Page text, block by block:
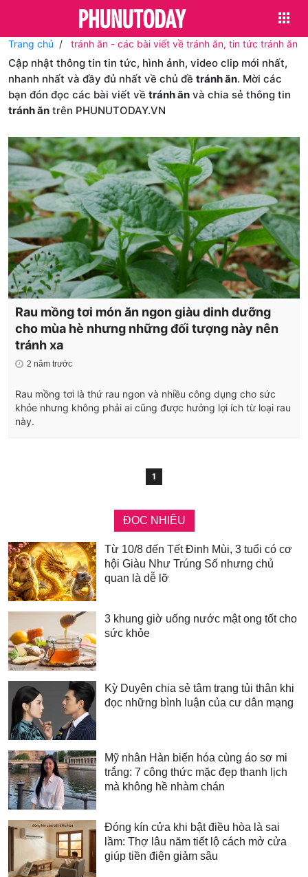
Trang chủ tránh ăn - các bài viết về tránh ăn, tin tức tránh ăn
Cập nhật thông tin tin tức, hình ảnh, video clip mới nhất,
nhanh nhất và đầy đủ nhất về chủ đề tránh ăn. Mời các
bạn đón đọc các bài viết về tránh ăn và chia sẻ thông tin
tránh ăn trên PHUNUTODAY.VN
Rau mồng tơi món ăn ngon giàu dinh dưỡng
cho mùa hè nhưng những đối tượng này nên
tránh xa
2 năm trước
Rau mồng tơi là thứ rau ngon và nhiều công dụng cho sức
khỏe nhưng không phải ai cũng được hưởng lợi ích từ loại rau
này.
1
ĐỌC NHIỀU
Từ 10/8 đến Tết Đinh Mùi, 3 tuổi có cơ
hội Giàu Như Trúng Số nhưng chủ
quan là dễ lỡ
3 khung giờ uống nước mật ong tốt cho
sức khỏe
Kỳ Duyên chia sẻ tâm trạng tủi thân khi
đọc những bình luận của cư dân mạng
Mỹ nhân Hàn biến hóa cùng áo sơ mi
trắng: 7 công thức mặc đẹp thanh lịch
mà không hề nhàm chán
Đóng kín cửa khi bật điều hòa là sai
lầm: Thợ lâu năm tiết lộ cách mở cửa
giúp tiền điện giảm sâu